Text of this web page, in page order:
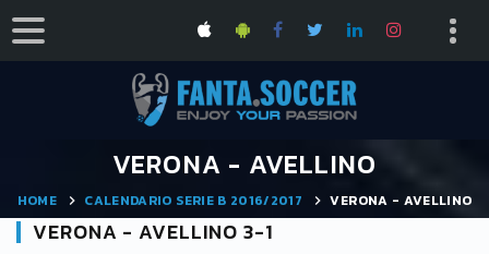
VERONA - AVELLINO
HOME CALENDARIO SERIE B 2016/2017 VERONA - AVELLINO
VERONA - AVELLINO 3-1